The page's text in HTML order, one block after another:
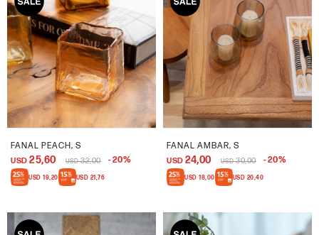
FANAL PEACH, S
USD 25,60 USD 32,00 20
USD 19,20 USD 21,76
FANAL AMBAR, S
USD 24,00 USD 30,00 20
USD 18,00 USD 20,40